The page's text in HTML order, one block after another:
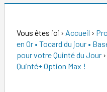
Vous êtes ici › Accueil ›
en Or • Tocard du jour •
pour votre Quinté du Jour ›
Quinté+ Option Max !